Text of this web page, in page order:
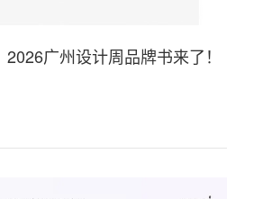
2026广州设计周品牌书来了！